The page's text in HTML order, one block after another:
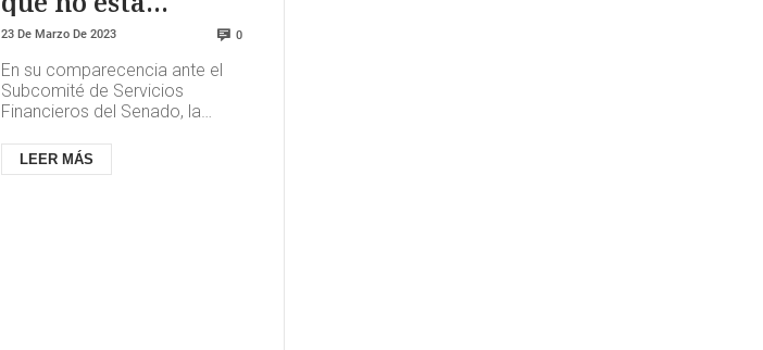
asegurado el cobro
del 100% de los
depositos
23 De Marzo De 2023 0
En su comparecencia ante el
Subcomité de Servicios
Financieros del Senado, la
que ampliar al 100% de forma
generaliz...
LEER MÁS